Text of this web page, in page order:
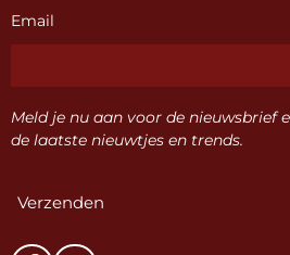
Email
Meld je nu aan voor de nieuwsbrief
de laatste nieuwtjes en trends.
Verzenden